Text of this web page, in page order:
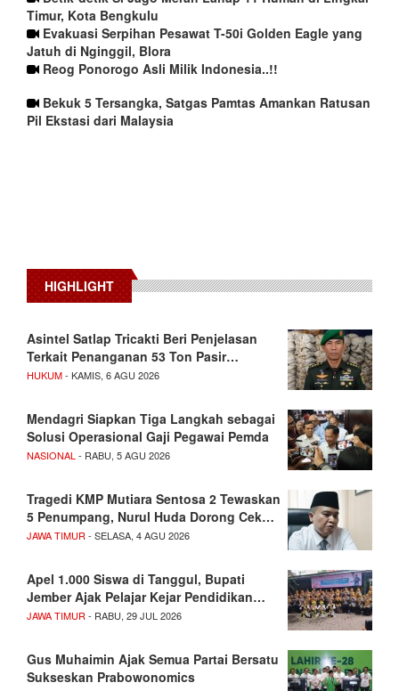
Timur, Kota Bengkulu
Evakuasi Serpihan Pesawat T-50i Golden Eagle yang
Jatuh di Nginggil, Blora
Reog Ponorogo Asli Milik Indonesia..!!
Bekuk 5 Tersangka, Satgas Pamtas Amankan Ratusan
Pil Ekstasi dari Malaysia
HIGHLIGHT
Asintel Satlap Tricakti Beri Penjelasan
Terkait Penanganan 53 Ton Pasir…
HUKUM- KAMIS, 6 AGU 2026
Mendagri Siapkan Tiga Langkah sebagai
Solusi Operasional Gaji Pegawai Pemda
NASIONAL - RABU, 5 AGU 2026
Tragedi KMP Mutiara Sentosa 2 Tewaskan
5 Penumpang, Nurul Huda Dorong Cek…
JAWA TIMUR - SELASA, 4 AGU 2026
Apel 1.000 Siswa di Tanggul, Bupati
Jember Ajak Pelajar Kejar Pendidikan…
JAWA TIMUR - RABU, 29 JUL 2026
Gus Muhaimin Ajak Semua Partai Bersatu
Sukseskan Prabowonomics